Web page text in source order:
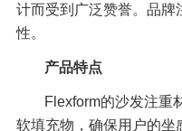
计而受到广泛赞誉。品牌
性。
产品特点
Flexform的沙发注重
软填充物，确保用户的坐